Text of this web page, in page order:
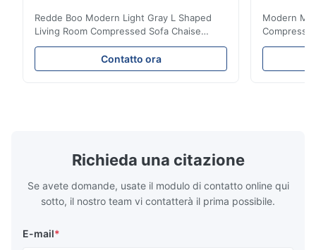
Redde Boo Modern Light Gray L Shaped
Living Room Compressed Sofa Chaise
Lounge Product Overview High resilience
soft sectional sofa designed for small
spaces, featuring a contemporary light gray
Contatto ora
Modern
Room
Richieda una citazione
Se avete domande, usate il modulo di contatto online qui
sotto, il nostro team vi contatterà il prima possibile.
E-mail*